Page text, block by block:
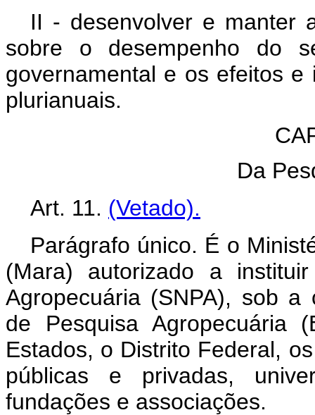
II - desenvolver e manter
sobre o desempenho do
governamental e os efeitos
plurianuais.
Da
Art. 11. (Vetado).
Parágrafo único. É o
(Mara) autorizado a
Agropecuária (SNPA), sob a
de Pesquisa Agropecuária
Estados, o Distrito Federal,
públicas e privadas,
fundações e associações.